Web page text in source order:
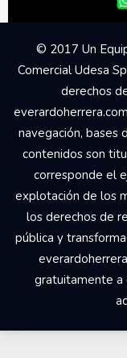
© 2017 Un
Comercial Udesa
derechos
navegación, bases
contenidos son
corresponde el
explotación de los
los derechos de
pública y
gratuitamente a